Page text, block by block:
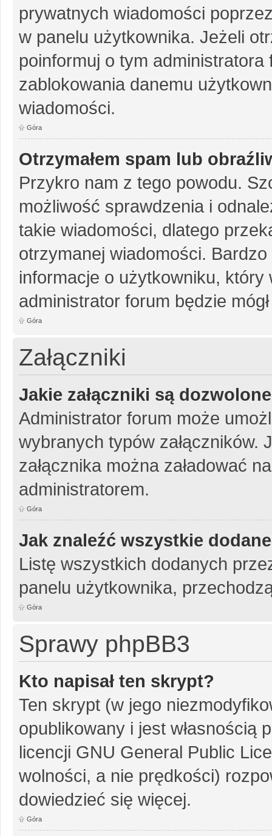
prywatnych wiadomości
w panelu użytkownika. Jeżeli
poinformuj o tym
zablokowania danemu
wiadomości.
Góra
Otrzymałem spam lub
Przykro nam z tego powodu.
możliwość sprawdzenia i
takie wiadomości, dlatego
otrzymanej wiadomości.
informacje o użytkowniku, który
administrator forum będzie
Góra
Załączniki
Jakie załączniki są
Administrator forum może
wybranych typów załączników.
załącznika można załadować
administratorem.
Góra
Jak znaleźć wszystkie
Listę wszystkich dodanych
panelu użytkownika,
Góra
Sprawy phpBB3
Kto napisał ten skrypt?
Ten skrypt (w jego
opublikowany i jest własnością
licencji GNU General Public
wolności, a nie prędkości)
dowiedzieć się więcej.
Góra